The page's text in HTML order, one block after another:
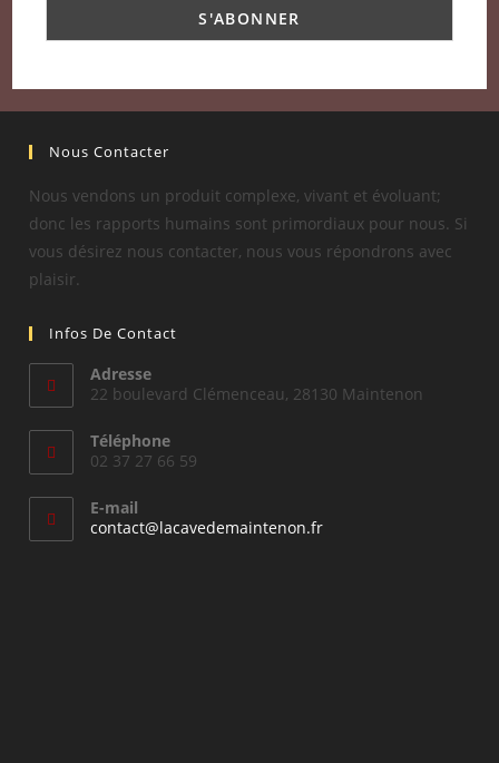
Nous Contacter
Nous vendons un produit complexe, vivant et évoluant;
donc les rapports humains sont primordiaux pour nous. Si
vous désirez nous contacter, nous vous répondrons avec
plaisir.
Infos De Contact
Adresse
22 boulevard Clémenceau, 28130 Maintenon
Téléphone
02 37 27 66 59
E-mail
contact@lacavedemaintenon.frS’ouvre